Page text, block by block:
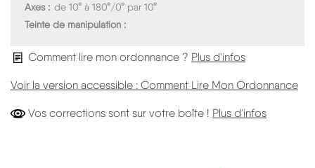
Axes
de 10° à 180°/0° par 10°
Teinte de manipulation
Comment lire mon ordonnance ? Plus d'infos
Voir la version accessible : Comment Lire Mon Ordonnance
Vos corrections sont sur votre boîte ! Plus d'infosVos